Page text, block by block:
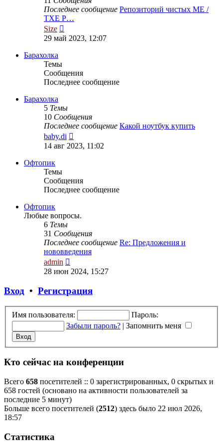
Последнее сообщение Репозиторий чистых ME /
TXE Р…
Size
к
29 май 2023, 12:07
Барахолка
Темы
Сообщения
Последнее сообщение
Барахолка
5 Темы
10 Сообщения
Последнее сообщение Какой ноутбук купить
baby.di
к
14 авг 2023, 11:02
Офтопик
Темы
Сообщения
Последнее сообщение
Офтопик
Любые вопросы.
6 Темы
31 Сообщения
Последнее сообщение Re: Предложения и
нововведения
admin
к
28 июн 2024, 15:27
Вход • Регистрация
Имя пользователя:
Пароль:
Забыли пароль? | Запомнить меня
Кто сейчас на конференции
Всего 658 посетителей :: 0 зарегистрированных, 0 скрытых и
658 гостей (основано на активности пользователей за
последние 5 минут)
Больше всего посетителей (2512) здесь было 22 июл 2026,
18:57
Статистика